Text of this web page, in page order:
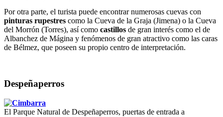
Por otra parte, el turista puede encontrar numerosas cuevas con
pinturas rupestres como la Cueva de la Graja (Jimena) o la Cueva
del Morrón (Torres), así como castillos de gran interés como el de
Albanchez de Mágina y fenómenos de gran atractivo como las caras
de Bélmez, que poseen su propio centro de interpretación.
Despeñaperros
El Parque Natural de Despeñaperros, puertas de entrada a